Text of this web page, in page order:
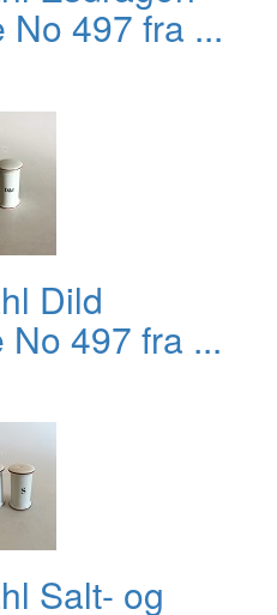
497 fra ...
Dild
497 fra ...
Salt- og